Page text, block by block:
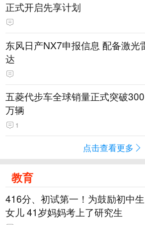
正式开启先享计划
东风日产NX7申报信息 配备激光
达
五菱代步车全球销量正式突破300
万辆
1
点击查看更多
教育
416分、初试第一！为鼓励初中生
女儿 41岁妈妈考上了研究生